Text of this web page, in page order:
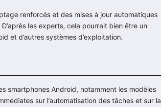
renforcés et des mises à jour automatiques
les experts, cela pourrait bien être un
et d’autres systèmes d’exploitation.
smartphones Android, notamment les modèles
sur l’automatisation des tâches et sur la